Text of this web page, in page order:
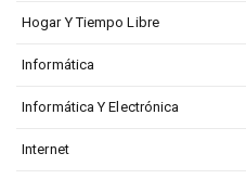
Hogar Y Tiempo Libre
Informática
Informática Y Electrónica
Internet